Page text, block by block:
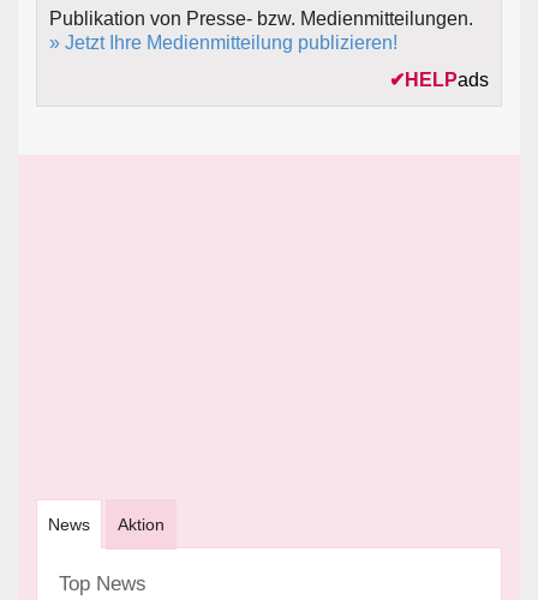
Publikation von Presse- bzw. Medienmitteilungen.
» Jetzt Ihre Medienmitteilung publizieren!
✔ HELPads
News Aktion
Top News